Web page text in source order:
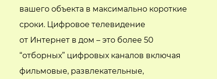
вашего объекта в максимально короткие
сроки. Цифровое телевидение
от Интернет в дом – это более 50
“отборных” цифровых каналов включая
фильмовые, развлекательные,